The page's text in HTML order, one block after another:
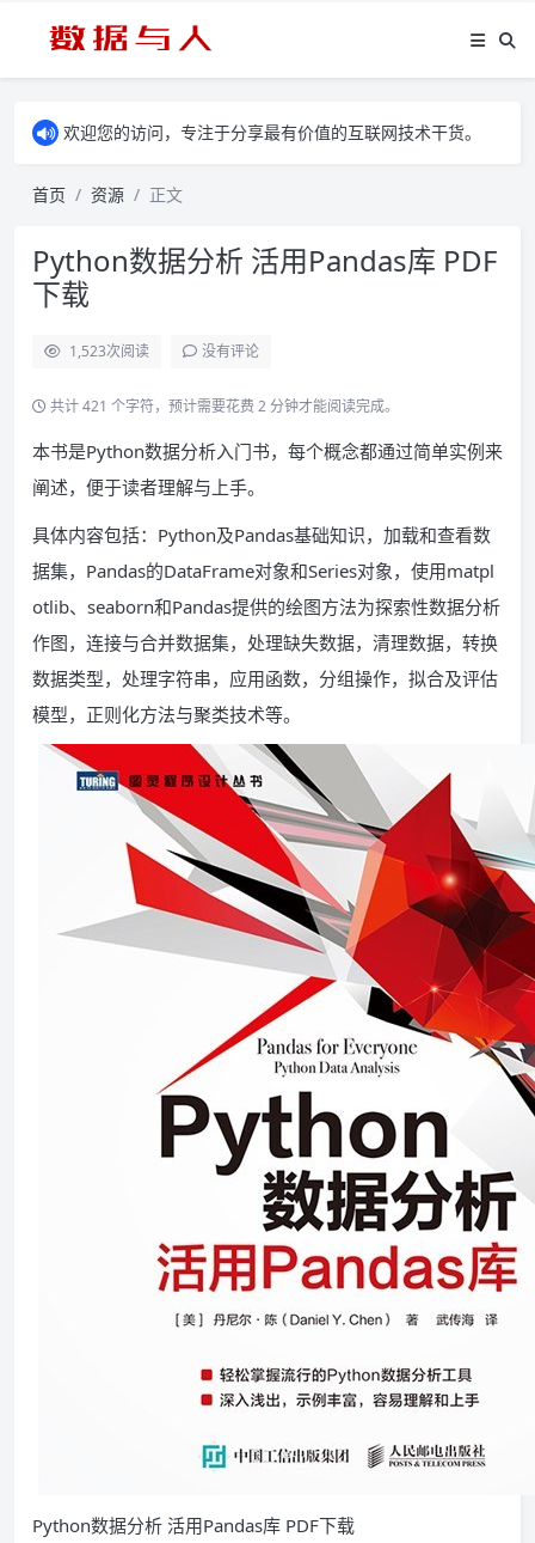
欢迎您的访问，专注于分享最有价值的互联网技术干货。
首页 资源 正文
Python数据分析 活用Pandas库 PDF
下载
1,523次阅读 没有评论
共计 421 个字符，预计需要花费 2 分钟才能阅读完成。
本书是Python数据分析入门书，每个概念都通过简单实例来
阐述，便于读者理解与上手。
具体内容包括：Python及Pandas基础知识，加载和查看数
据集，Pandas的DataFrame对象和Series对象，使用matpl
otlib、seaborn和Pandas提供的绘图方法为探索性数据分析
作图，连接与合并数据集，处理缺失数据，清理数据，转换
数据类型，处理字符串，应用函数，分组操作，拟合及评估
模型，正则化方法与聚类技术等。
Python数据分析 活用Pandas库 PDF下载